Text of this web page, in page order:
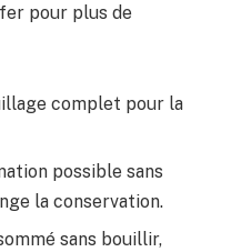
pour plus de
complet pour la
possible sans
la conservation.
sans bouillir,